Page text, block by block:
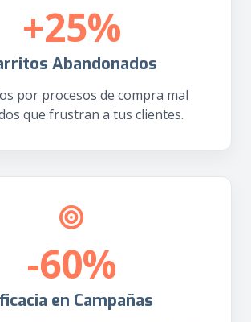
+25%
Abandonados
por procesos de compra mal
que frustran a tus clientes.
-60%
en Campañas